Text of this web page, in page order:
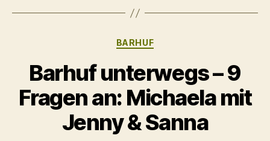
Pfridolin
Kategorien
BARHUF
Barhuf unterwegs – 9
Fragen an: Michaela mit
Jenny & Sanna